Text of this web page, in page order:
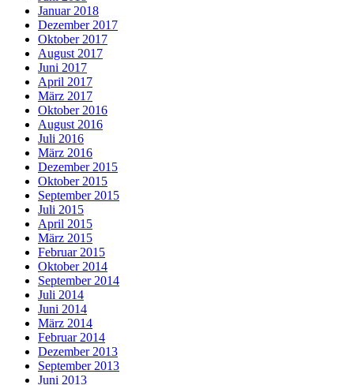
Januar 2018
Dezember 2017
Oktober 2017
August 2017
Juni 2017
April 2017
März 2017
Oktober 2016
August 2016
Juli 2016
März 2016
Dezember 2015
Oktober 2015
September 2015
Juli 2015
April 2015
März 2015
Februar 2015
Oktober 2014
September 2014
Juli 2014
Juni 2014
März 2014
Februar 2014
Dezember 2013
September 2013
Juni 2013